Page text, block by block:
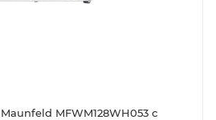
MFWM128WH053 c